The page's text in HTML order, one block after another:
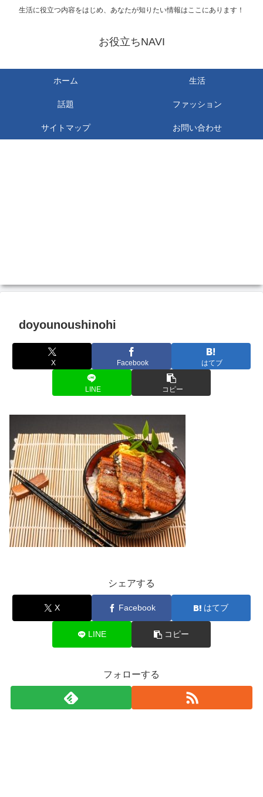
生活に役立つ内容をはじめ、あなたが知りたい情報はここにあります！
お役立ちNAVI
ホーム 生活
話題 ファッション
サイトマップ お問い合わせ
doyounoushinohi
X Facebook はてブ
LINE コピー
シェアする
X Facebook はてブ
LINE コピー
フォローする